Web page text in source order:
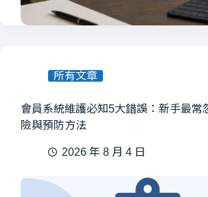
所有文章
會員系統維護必知5大錯誤：新手最常
險與預防方法
2026 年 8 月 4 日